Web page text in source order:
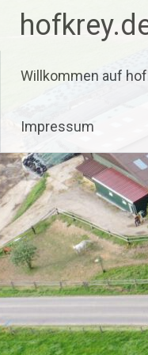
Zum
Inhalt
springen
Willkommen auf
Impressum